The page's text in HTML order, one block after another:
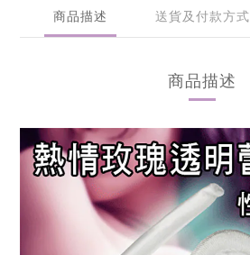
商品描述 送貨及付款方式
商品描述